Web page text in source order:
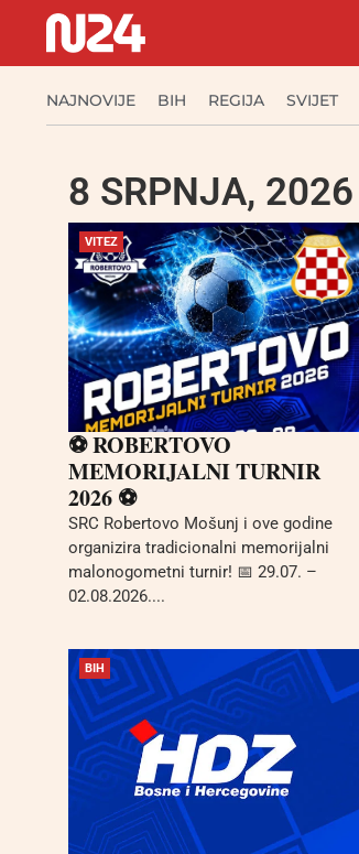
NAJNOVIJE BIH REGIJA SVIJET
8 SRPNJA, 2026
VITEZ
⚽ ROBERTOVO
MEMORIJALNI TURNIR
2026 ⚽
SRC Robertovo Mošunj i ove godine
organizira tradicionalni memorijalni
malonogometni turnir! 📅 29.07. –
02.08.2026....
BIH